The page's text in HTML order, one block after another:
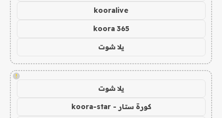
kooralive
koora 365
يلا شوت
!
يلا شوت
كورة ستار - koora-star